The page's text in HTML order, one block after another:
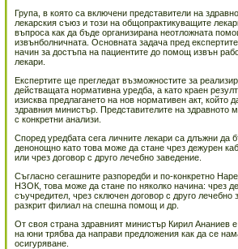
Група, в която са включени представители на
лекарския съюз и този на общопрактикуващите
въпроса как да бъде организирана неотложната
извънболничната. Основната задача пред
начин за достъпа на пациентите до помощ извън
лекари.
Експертите ще прегледат възможностите за
действащата нормативна уредба, а като краен
изисква предлагането на нов нормативен акт, който
здравния министър. Представителите на здравното
с конкретни анализи.
Според уредбата сега личните лекари са длъжни да
денонощно като това може да стане чрез дежурен
или чрез договор с друго лечебно заведение.
Съгласно сегашните разпоредби и по-конкретно
НЗОК, това може да стане по няколко начина: чрез
съучредител, чрез сключен договор с друго
разкрит филиал на спешна помощ и др.
От своя страна здравният министър Кирил Ананиев
на юни трябва да направи предложения как да се
осигуряване.